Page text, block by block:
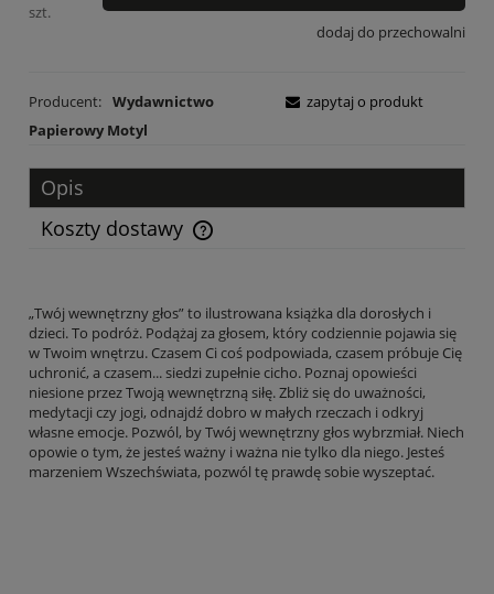
szt.
dodaj do przechowalni
Producent: Wydawnictwo
Papierowy Motyl
zapytaj o produkt
Opis
Koszty dostawy
Cena nie zawiera ewentualnych kosztów płatności
„Twój wewnętrzny głos” to ilustrowana książka dla dorosłych i
dzieci. To podróż. Podążaj za głosem, który codziennie pojawia się
w Twoim wnętrzu. Czasem Ci coś podpowiada, czasem próbuje Cię
uchronić, a czasem... siedzi zupełnie cicho. Poznaj opowieści
niesione przez Twoją wewnętrzną siłę. Zbliż się do uważności,
medytacji czy jogi, odnajdź dobro w małych rzeczach i odkryj
własne emocje. Pozwól, by Twój wewnętrzny głos wybrzmiał. Niech
opowie o tym, że jesteś ważny i ważna nie tylko dla niego. Jesteś
marzeniem Wszechświata, pozwól tę prawdę sobie wyszeptać.